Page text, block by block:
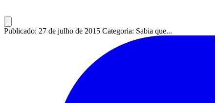
Publicado: 27 de julho de 2015 Categoria: Sabia que...